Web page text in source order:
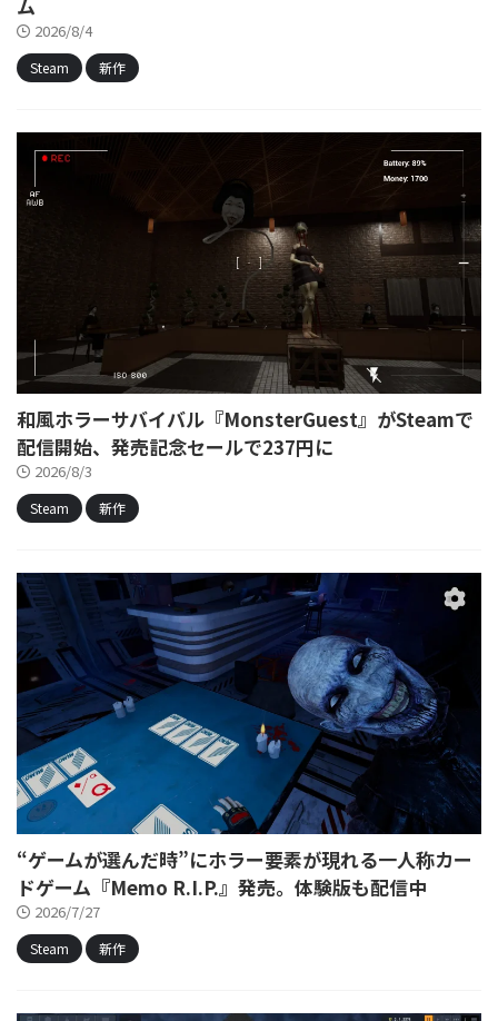
ム
2026/8/4
Steam 新作
和風ホラーサバイバル『MonsterGuest』がSteamで
配信開始、発売記念セールで237円に
2026/8/3
Steam 新作
“ゲームが選んだ時”にホラー要素が現れる一人称カー
ドゲーム『Memo R.I.P.』発売。体験版も配信中
2026/7/27
Steam 新作